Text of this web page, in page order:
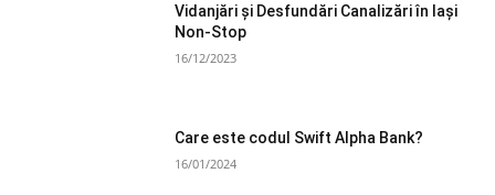
Vidanjări și Desfundări Canalizări în Iași
Non-Stop
16/12/2023
Care este codul Swift Alpha Bank?
16/01/2024